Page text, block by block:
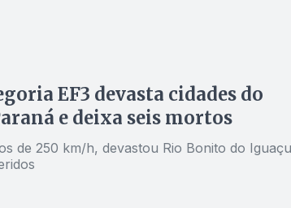
EF3 devasta cidades do
e deixa seis mortos
de 250 km/h, devastou Rio Bonito do Iguaçu